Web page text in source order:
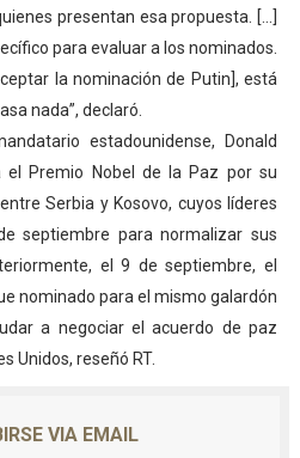
de bacheo en el sector La
el taller vacacional de
la Semana Mundial de la
Ríe 2026" brinda
a diversos clubes deportivos
autogobierno en Mérida con
espacios del OAN para la
presentan esa propuesta. […]
para evaluar a los nominados.
la nominación de Putin], está
nada”, declaró.
estadounidense, Donald
el Premio Nobel de la Paz por su
Serbia y Kosovo, cuyos líderes
septiembre para normalizar sus
el 9 de septiembre, el
nominado para el mismo galardón
a negociar el acuerdo de paz
Unidos, reseñó RT.
VIA EMAIL